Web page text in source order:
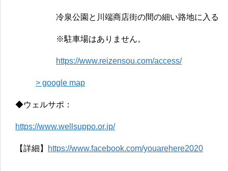
冷泉公園と川端商店街の間の細い路地に入る
※駐車場はありません。
https://www.reizensou.com/access/
> google map
◆ウェルサポ：
https://www.wellsuppo.or.jp/
【詳細】 https://www.facebook.com/youarehere2020